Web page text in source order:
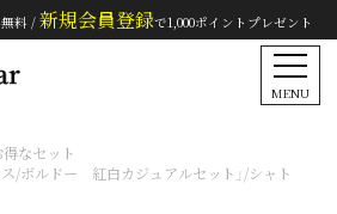
料 / 新規会員登録で1,000ポイントプレゼント
MENU
得なセット
ス/ボルドー 紅白カジュアルセット」/シャト